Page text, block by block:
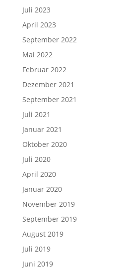
Juli 2023
April 2023
September 2022
Mai 2022
Februar 2022
Dezember 2021
September 2021
Juli 2021
Januar 2021
Oktober 2020
Juli 2020
April 2020
Januar 2020
November 2019
September 2019
August 2019
Juli 2019
Juni 2019